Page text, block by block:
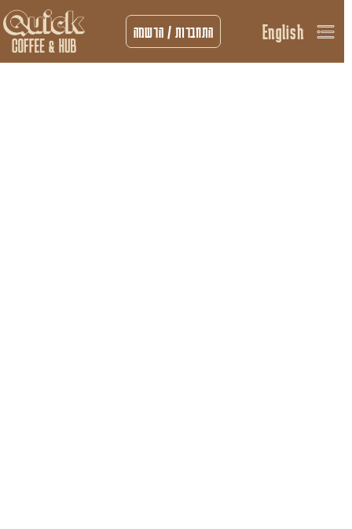
English התחברות / הרשמה